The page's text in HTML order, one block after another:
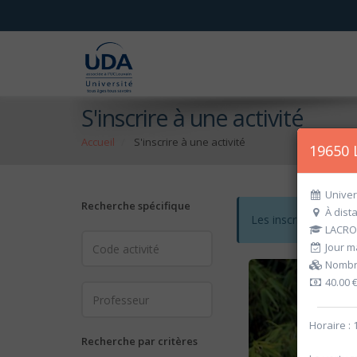
S'inscrire à une activité
Accueil S'inscrire à une activité
Recherche spécifique
Recherche par critères
Les inscriptions
19650
À
Jour
40.00 €
Horaire :